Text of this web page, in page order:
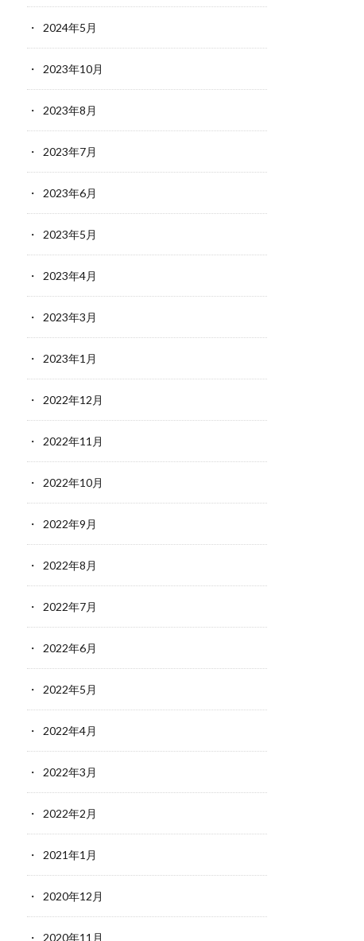
2024年5月
2023年10月
2023年8月
2023年7月
2023年6月
2023年5月
2023年4月
2023年3月
2023年1月
2022年12月
2022年11月
2022年10月
2022年9月
2022年8月
2022年7月
2022年6月
2022年5月
2022年4月
2022年3月
2022年2月
2021年1月
2020年12月
2020年11月